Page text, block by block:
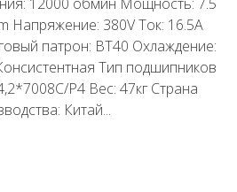
Напряжение: 380V Ток: 16.5A
патрон: BT40 Охлаждение:
Тип подшипников
P4 Вес: 47кг Страна
Китай...